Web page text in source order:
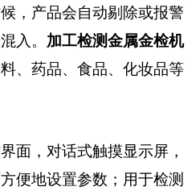
，产品会自动剔除或报警
入。 加工检测金属金检机
、药品、食品、化妆品等
面，对话式触摸显示屏，
便地设置参数；用于检测